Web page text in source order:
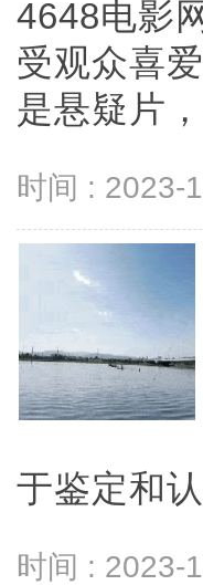
4648电影
受观众喜
是悬疑片
时间 : 2023-
于鉴定和
时间 : 2023-